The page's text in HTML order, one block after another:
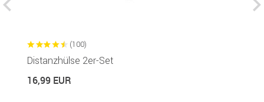
(100)
Distanzhülse 2er-Set
16,99 EUR